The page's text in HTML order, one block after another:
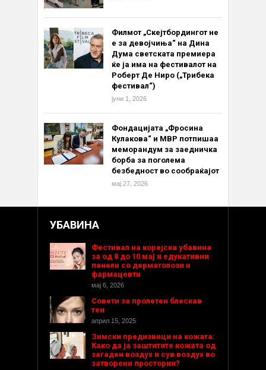
Филмот „Скејтбордингот не
е за девојчиња“ на Дина
Дума светската премиера
ќе ја има на фестивалот на
Роберт Де Ниро („Трибека
фестивал“)
јуни 1, 2026
Фондацијата „Фросина
Кулакова“ и МВР потпишаа
меморандум за заедничка
борба за поголема
безбедност во сообраќајот
мај 27, 2026
УБАВИНА
Фестивал на корејска убавина
за од 8 до 10 мај и едукативни
панели со дерматолози и
фармацевти
мај 6, 2026
Совети за пролетен блескав
тен
април 15, 2025
Зимски предизвици на кожата:
Како да ја заштитите кожата од
загаден воздух и сув воздух во
затворени простории?